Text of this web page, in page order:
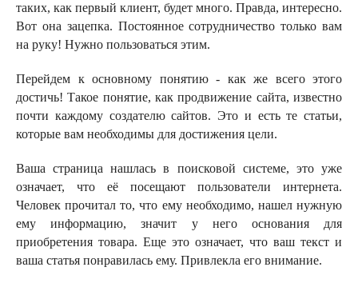
таких, как первый клиент, будет много. Правда, интересно.
Вот она зацепка. Постоянное сотрудничество только вам
на руку! Нужно пользоваться этим.
Перейдем к основному понятию - как же всего этого
достичь! Такое понятие, как продвижение сайта, известно
почти каждому создателю сайтов. Это и есть те статьи,
которые вам необходимы для достижения цели.
Ваша страница нашлась в поисковой системе, это уже
означает, что её посещают пользователи интернета.
Человек прочитал то, что ему необходимо, нашел нужную
ему информацию, значит у него основания для
приобретения товара. Еще это означает, что ваш текст и
ваша статья понравилась ему. Привлекла его внимание.